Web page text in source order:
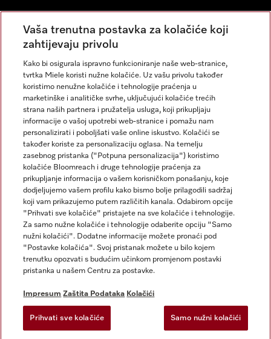
Newsletter
Impresum
Opći uvjeti
Zaštita podataka
Uvjeti Korištenja
Izjava o pristupačnosti
Zakon o digitalnim uslugama
Postavke kolačića
Miele na Instagramu
Miele na Facebooku
Vaša trenutna postavka za kolačiće koji
zahtijevaju privolu
Kako bi osigurala ispravno funkcioniranje naše web-stranice,
tvrtka Miele koristi nužne kolačiće. Uz vašu privolu također
koristimo nenužne kolačiće i tehnologije praćenja u
marketinške i analitičke svrhe, uključujući kolačiće trećih
strana naših partnera i pružatelja usluga, koji prikupljaju
informacije o vašoj upotrebi web-stranice i pomažu nam
personalizirati i poboljšati vaše online iskustvo. Kolačići se
također koriste za personalizaciju oglasa. Na temelju
zasebnog pristanka ("Potpuna personalizacija") koristimo
kolačiće Bloomreach i druge tehnologije praćenja za
prikupljanje informacija o vašem korisničkom ponašanju, koje
dodjeljujemo vašem profilu kako bismo bolje prilagodili sadržaj
koji vam prikazujemo putem različitih kanala. Odabirom opcije
"Prihvati sve kolačiće" pristajete na sve kolačiće i tehnologije.
Za samo nužne kolačiće i tehnologije odaberite opciju "Samo
nužni kolačići". Dodatne informacije možete pronaći pod
"Postavke kolačića". Svoj pristanak možete u bilo kojem
trenutku opozvati s budućim učinkom promjenom postavki
pristanka u našem Centru za postavke.
Impresum Zaštita Podataka Kolačići
Prihvati sve kolačiće Samo nužni kolačići